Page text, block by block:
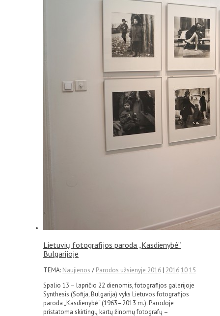
Lietuvių fotografijos paroda „Kasdienybė“
Bulgarijoje
TEMA: Naujienos / Parodos užsienyje 2016| 20161015
Spalio 13 – lapričio 22 dienomis, fotografijos galerijoje
Synthesis (Sofija, Bulgarija) vyks Lietuvos fotografijos
paroda „Kasdienybė“ (1963–2013 m.). Parodoje
pristatoma skirtingų kartų žinomų fotografų –